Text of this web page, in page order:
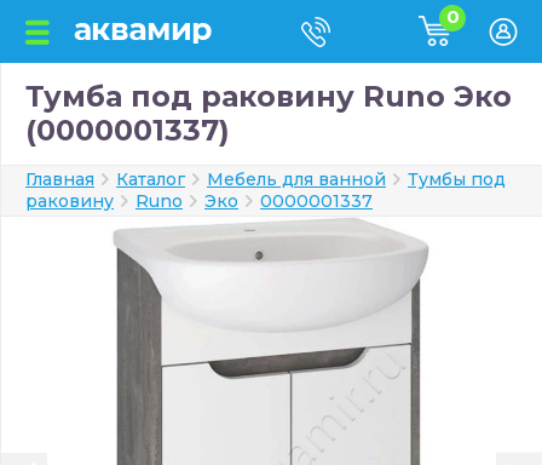
0
Тумба под раковину Runo Эко
(0000001337)
Главная Каталог Мебель для ванной
Тумбы под
раковину
Runo Эко 0000001337